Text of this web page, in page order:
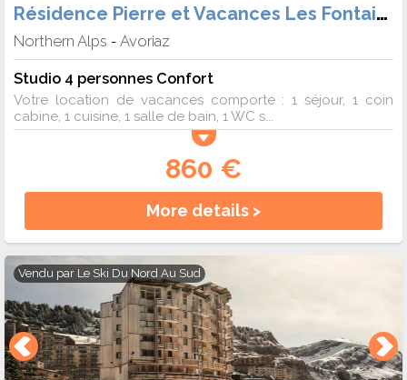
Résidence Pierre et Vacances Les Fontaines Blanches
Northern Alps - Avoriaz
Studio 4 personnes Confort
Votre location de vacances comporte : 1 séjour, 1 coin
cabine, 1 cuisine, 1 salle de bain, 1 WC s...
860 €
More details >
Vendu par Le Ski Du Nord Au Sud